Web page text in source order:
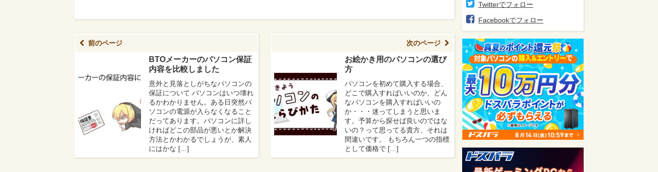
前のページ
BTOメーカーのパソコン保証
内容を比較しました
意外と見落としがちなパソコンの
保証について パソコンはいつ壊れ
るかわかりません。ある日突然パ
ソコンの電源が入らなくなること
だってあります。パソコンに詳し
ければどこの部品が悪いとか解決
方法とかわかるでしょうが、素人
にはかな […]
次のページ
お絵かき用のパソコンの選び
方
パソコンを初めて購入する場合、
どこで購入すればいいのか、どん
なパソコンを購入すればいいの
か・・・迷ってしまうと思いま
す。予算から探せば良いのではな
いの？って思ってる貴方、それは
間違いです。 もちろん一つの指標
として価格で […]
Twitterでフォロー
Facebookでフォロー